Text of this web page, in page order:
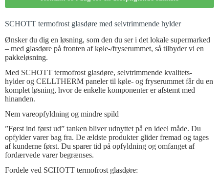
SCHOTT termofrost glasdøre med selvtrimmende hylder
Ønsker du dig en løsning, som den du ser i det lokale supermarked
– med glasdøre på fronten af køle-/fryserummet, så tilbyder vi en
pakkeløsning.
Med SCHOTT termofrost glasdøre, selvtrimmende kvalitets-
hylder og CELLTHERM paneler til køle- og fryserummet får du en
komplet løsning, hvor de enkelte komponenter er afstemt med
hinanden.
Nem vareopfyldning og mindre spild
”Først ind først ud” tanken bliver udnyttet på en ideel måde. Du
opfylder varer bag fra. De ældste produkter glider fremad og tages
af kunderne først. Du sparer tid på opfyldning og omfanget af
fordærvede varer begrænses.
Fordele ved SCHOTT termofrost glasdøre: